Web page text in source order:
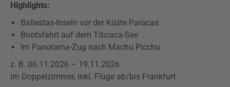
Highlights:
Ballestas-Inseln vor der Küste Paracas
Bootsfahrt auf dem Titicaca-See
Im Panorama-Zug nach Machu Picchu
z. B. 06.11.2026 – 19.11.2026
im Doppelzimmer, inkl. Flüge ab/bis Frankfurt